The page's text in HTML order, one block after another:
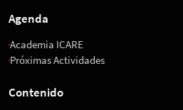
Agenda
Academia ICARE
Próximas Actividades
Contenido